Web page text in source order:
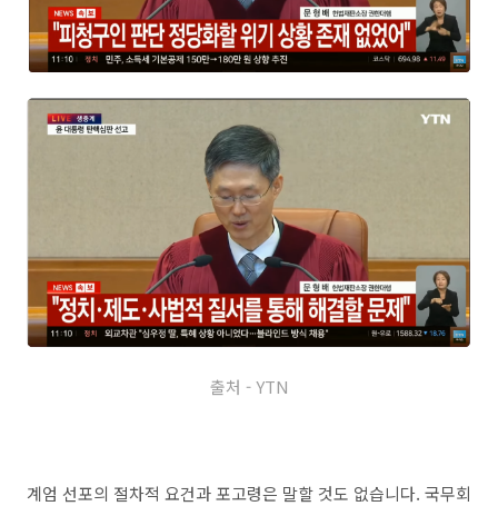
출처 - YTN
계엄 선포의 절차적 요건과 포고령은 말할 것도 없습니다. 국무회